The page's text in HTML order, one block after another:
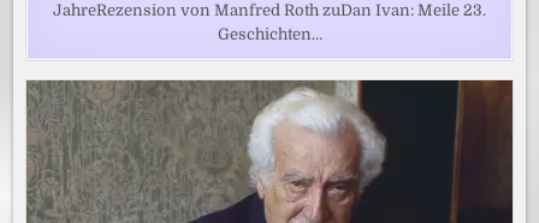
JahreRezension von Manfred Roth zuDan Ivan: Meile 23.
Geschichten…